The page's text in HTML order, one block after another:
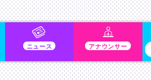
ニュース アナウンサー